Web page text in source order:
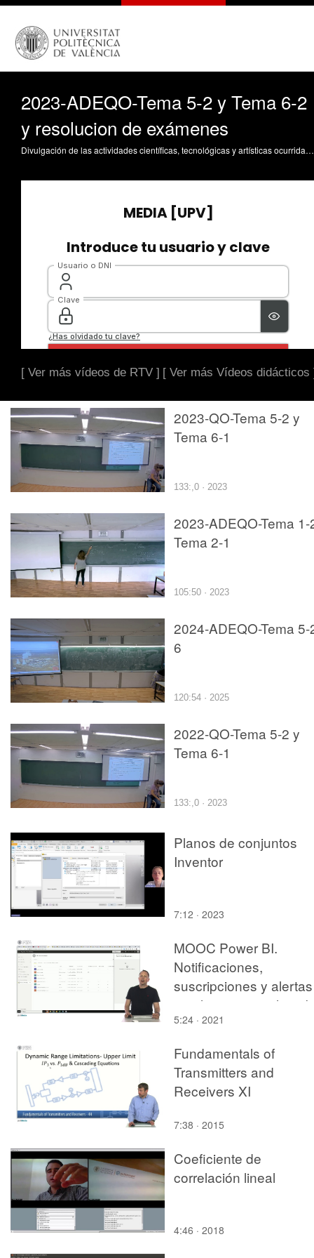
2023-ADEQO-Tema 5-2 y Tema 6-2
y resolucion de exámenes
Divulgación de las actividades científicas, tecnológicas y artísticas ocurridas en los tres campus de la UPV
[ Ver más vídeos de RTV ] [ Ver más Vídeos didácticos
2023-QO-Tema 5-2 y
Tema 6-1
133:,0 · 2023
2023-ADEQO-Tema 1-
Tema 2-1
105:50 · 2023
2024-ADEQO-Tema 5-
6
120:54 · 2025
2022-QO-Tema 5-2 y
Tema 6-1
133:,0 · 2023
Planos de conjuntos
Inventor
7:12 · 2023
MOOC Power BI.
Notificaciones,
suscripciones y alertas
en el servicio en la
5:24 · 2021
Fundamentals of
Transmitters and
Receivers XI
7:38 · 2015
Coeficiente de
correlación lineal
4:46 · 2018